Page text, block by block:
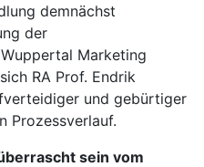
demnächst
der
Marketing
RA Prof. Endrik
und gebürtiger
Prozessverlauf.
sein vom